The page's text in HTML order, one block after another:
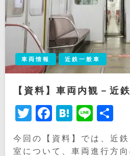
車両情報 近鉄一般車
【資料】車両内観－近
Twitter
Facebook
Hatena
Line
有
今回の【資料】では、近
室について、車両進行方